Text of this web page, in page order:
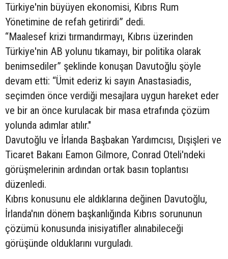
Türkiye'nin büyüyen ekonomisi, Kıbrıs Rum
Yönetimine de refah getirirdi” dedi.
“Maalesef krizi tırmandırmayı, Kıbrıs üzerinden
Türkiye'nin AB yolunu tıkamayı, bir politika olarak
benimsediler” şeklinde konuşan Davutoğlu şöyle
devam etti: “Ümit ederiz ki sayın Anastasiadis,
seçimden önce verdiği mesajlara uygun hareket eder
ve bir an önce kurulacak bir masa etrafında çözüm
yolunda adımlar atılır."
Davutoğlu ve İrlanda Başbakan Yardımcısı, Dışişleri ve
Ticaret Bakanı Eamon Gilmore, Conrad Oteli'ndeki
görüşmelerinin ardından ortak basın toplantısı
düzenledi.
Kıbrıs konusunu ele aldıklarına değinen Davutoğlu,
İrlanda'nın dönem başkanlığında Kıbrıs sorununun
çözümü konusunda inisiyatifler alınabileceği
görüşünde olduklarını vurguladı.